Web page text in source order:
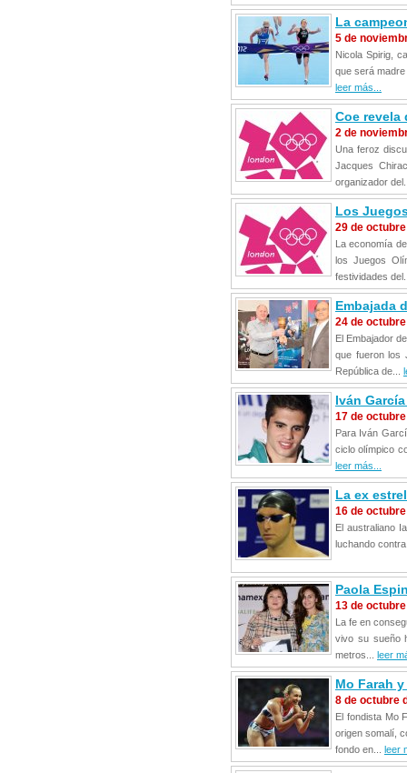
La
5 de
Nicola Spirig,
que será
leer más...
Coe revela
2 de
Una feroz
Jacques
organizador
Los
29 de
La economía
los Juegos
festividades
Embajada
24 de
El Embajador
que fueron los
República de...
Iván
17 de
Para Iván
ciclo olímpico
leer más...
La ex
16 de
El australiano
luchando
Paola
13 de
La fe en
vivo su sueño
metros... leer
Mo Farah
8 de octubre
El fondista Mo
origen somalí,
fondo en... leer